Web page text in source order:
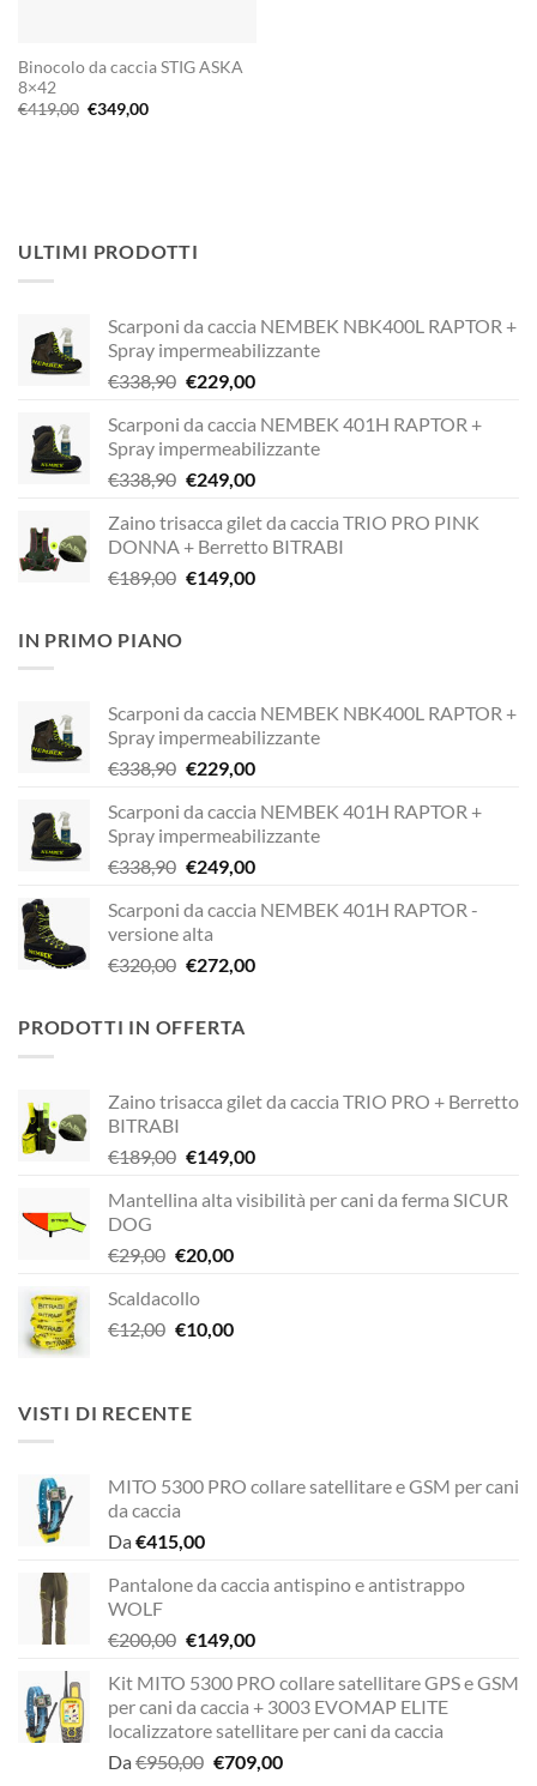
Binocolo da caccia STIG ASKA
8×42
€419,00 Il
prezzo
€349,00Il
ULTIMI PRODOTTI
Scarponi da caccia NEMBEK NBK400L RAPTOR +
Spray impermeabilizzante
€338,90 Il
originale
era:
€338,90.
€229,00Il
attuale
è:
€229,00.
Scarponi da caccia NEMBEK 401H RAPTOR +
Spray impermeabilizzante
€338,90 Il
originale
era:
€338,90.
€249,00Il
attuale
è:
€249,00.
Zaino trisacca gilet da caccia TRIO PRO PINK
DONNA + Berretto BITRABI
€189,00 Il
€149,00Il
IN PRIMO PIANO
Scarponi da caccia NEMBEK NBK400L RAPTOR +
Spray impermeabilizzante
€338,90 Il
originale
era:
€338,90.
€229,00Il
attuale
è:
€229,00.
Scarponi da caccia NEMBEK 401H RAPTOR +
Spray impermeabilizzante
€338,90 Il
originale
era:
€338,90.
€249,00Il
attuale
€249,00.
Scarponi da caccia NEMBEK 401H RAPTOR -
versione alta
€320,00 Il
era:
€272,00Il
PRODOTTI IN OFFERTA
Zaino trisacca gilet da caccia TRIO PRO + Berretto
BITRABI
€189,00 Il
originale
€189,00.
€149,00Il
attuale
Mantellina alta visibilità per cani da ferma SICUR
DOG
€29,00 Il
originale
era:
€20,00Il
è:
Scaldacollo
€12,00 Il
era:
€12,00.
€10,00Il
VISTI DI RECENTE
MITO 5300 PRO collare satellitare e GSM per cani
da caccia
Da €415,00
Pantalone da caccia antispino e antistrappo
WOLF
€200,00 Il
originale
era:
€200,00.
€149,00Il
attuale
è:
€149,00.
Kit MITO 5300 PRO collare satellitare GPS e GSM
per cani da caccia + 3003 EVOMAP ELITE
localizzatore satellitare per cani da caccia
Da €950,00 Il
€709,00Il